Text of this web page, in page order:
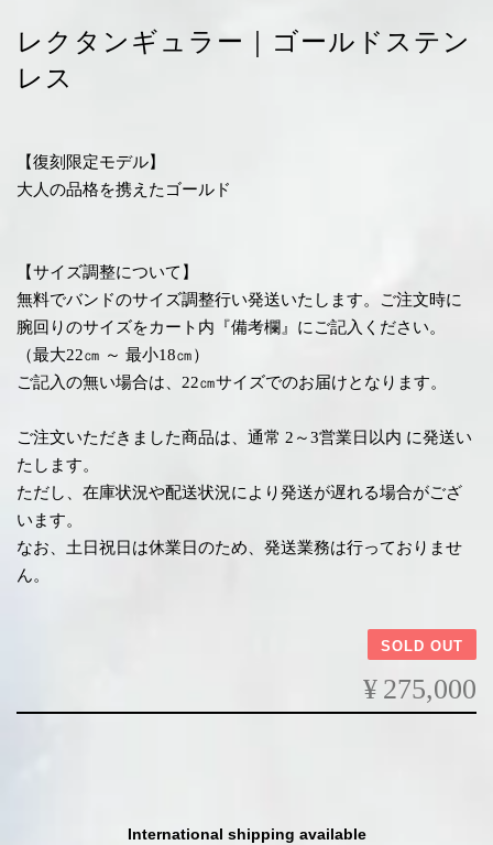
レクタンギュラー｜ゴールドステン
レス
【復刻限定モデル】
大人の品格を携えたゴールド
【サイズ調整について】
無料でバンドのサイズ調整行い発送いたします。ご注文時に
腕回りのサイズをカート内『備考欄』にご記入ください。
（最大22㎝ ～ 最小18㎝）
ご記入の無い場合は、22㎝サイズでのお届けとなります。
ご注文いただきました商品は、通常 2～3営業日以内 に発送い
たします。
ただし、在庫状況や配送状況により発送が遅れる場合がござ
います。
なお、土日祝日は休業日のため、発送業務は行っておりませ
ん。
SOLD OUT
¥275,000
International shipping available